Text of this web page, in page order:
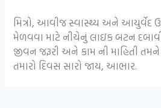
મિત્રો, આવીજ સ્વાસ્થ્ય અને આયુર્વેદ
મેળવવા માટે નીચેનું લાઇક બટન
જીવન જરૂરી અને કામ ની માહિતી
તમારો દિવસ સારો જાય, આભાર.